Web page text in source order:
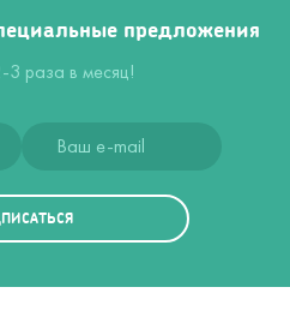
предложения
3 раза в месяц!